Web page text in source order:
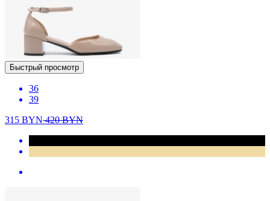
Быстрый просмотр
36
39
315 BYN420BYN